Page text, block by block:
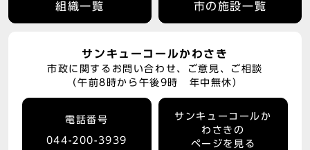
組織一覧 市の施設一覧
サンキューコールかわさき
市政に関するお問い合わせ、ご意見、ご相談
（午前8時から午後9時 年中無休）
電話番号
044-200-3939
サンキューコールか
わさきの
ページを見る